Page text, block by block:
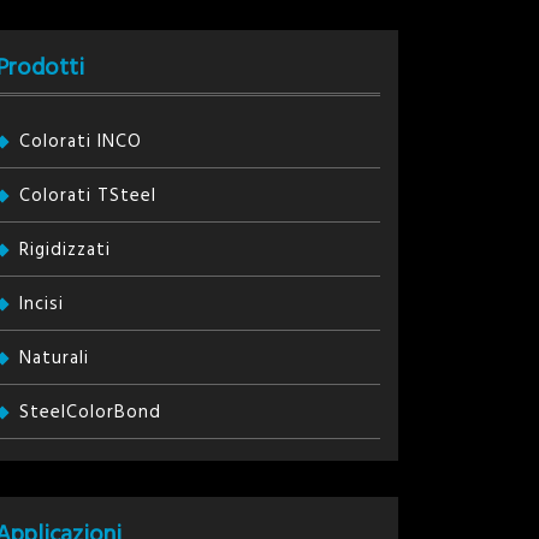
Colorati INCO
Colorati TSteel
Rigidizzati
Incisi
Naturali
SteelColorBond